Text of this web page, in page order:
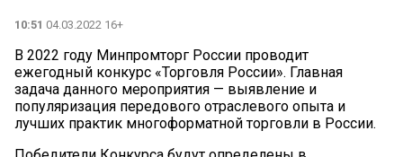
10:51 04.03.2022 16+
В 2022 году Минпромторг России проводит
ежегодный конкурс «Торговля России». Главная
задача данного мероприятия — выявление и
популяризация передового отраслевого опыта и
лучших практик многоформатной торговли в России.